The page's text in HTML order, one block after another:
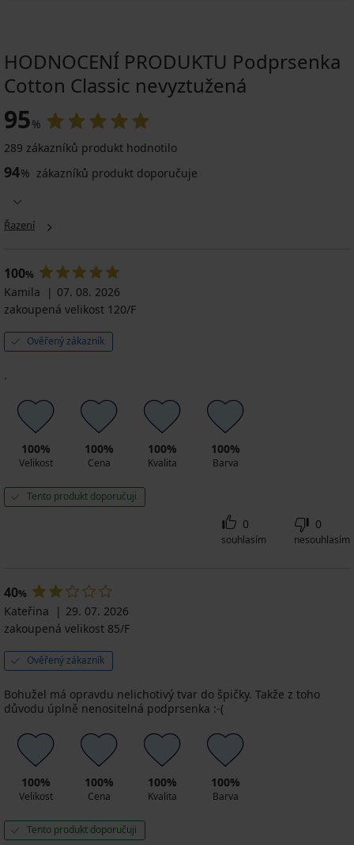
HODNOCENÍ PRODUKTU Podprsenka
Cotton Classic nevyztužená
95%
289 zákazníků produkt hodnotilo
94% zákazníků produkt doporučuje
Řazení
100%
Kamila
07. 08. 2026
zakoupená velikost 120/F
Ověřený zákazník
.
100%
Velikost
100%
Cena
100%
Kvalita
100%
Barva
Tento produkt doporučuji
0
souhlasím
0
nesouhlasím
40%
Kateřina
29. 07. 2026
zakoupená velikost 85/F
Ověřený zákazník
Bohužel má opravdu nelichotivý tvar do špičky. Takže z toho
důvodu úplně nenositelná podprsenka :-(
100%
Velikost
100%
Cena
100%
Kvalita
100%
Barva
Tento produkt doporučuji